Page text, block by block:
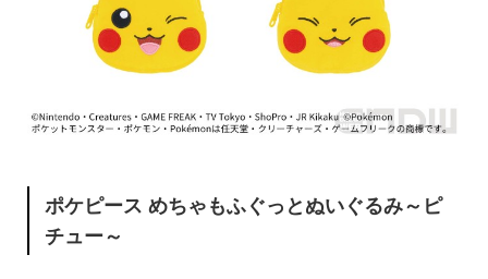
ポケピース めちゃもふぐっとぬいぐるみ～ピ
チュー～